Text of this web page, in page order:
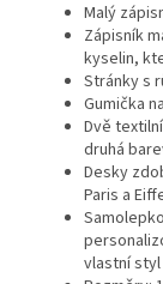
Malý
Zápisník
kyselin,
Stránky s
Gumička
Dvě
druhá
Desky
Paris a
vlastní styl